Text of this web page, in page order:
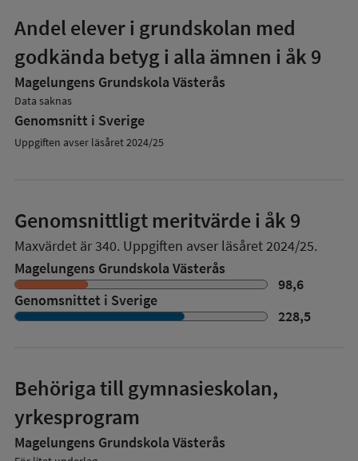
Andel elever i grundskolan med
godkända betyg i alla ämnen i åk 9
Magelungens Grundskola Västerås
Data saknas
Genomsnitt i Sverige
Uppgiften avser läsåret 2024/25
Genomsnittligt meritvärde i åk 9
Maxvärdet är 340. Uppgiften avser läsåret 2024/25.
Magelungens Grundskola Västerås
98,6
Genomsnittet i Sverige
228,5
Behöriga till gymnasieskolan,
yrkesprogram
Magelungens Grundskola Västerås